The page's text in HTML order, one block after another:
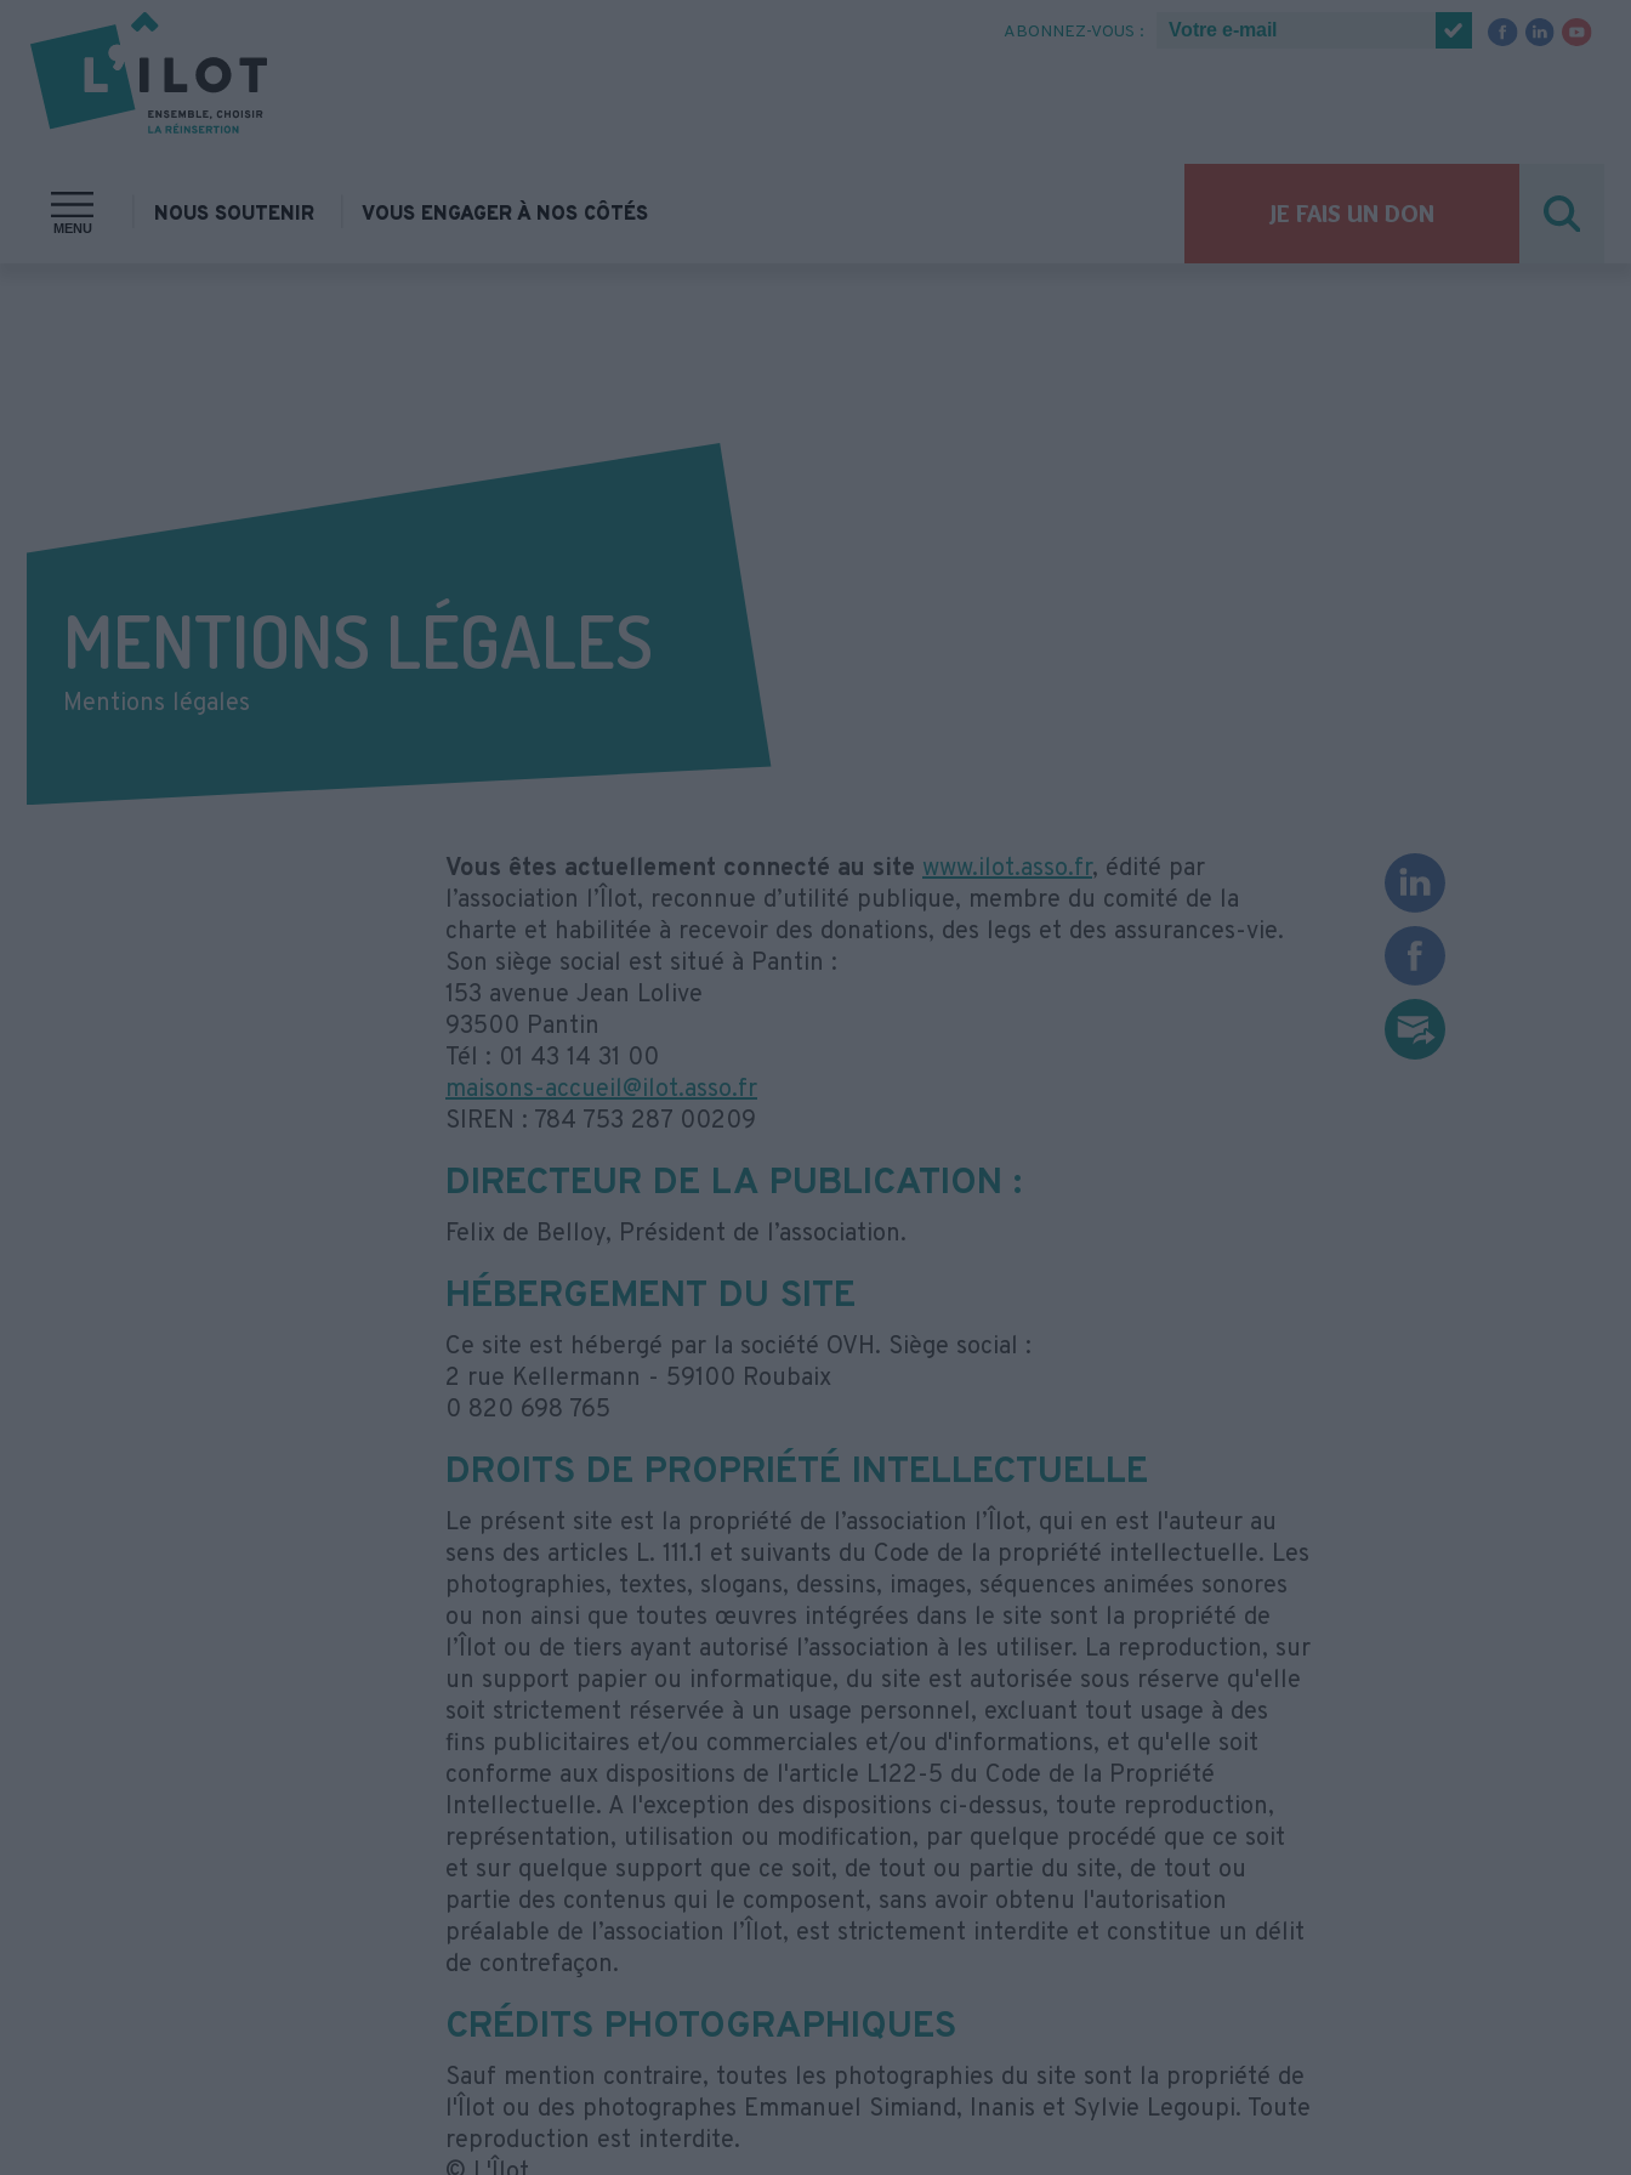
ABONNEZ-VOUS :
MENU
NOUS SOUTENIR VOUS ENGAGER À NOS CÔTÉS JE FAIS UN DON
MENTIONS LÉGALES
Mentions légales
Vous êtes actuellement connecté au site www.ilot.asso.fr, édité par
l’association l’Îlot, reconnue d’utilité publique, membre du comité de la
charte et habilitée à recevoir des donations, des legs et des assurances-vie.
Son siège social est situé à Pantin :
153 avenue Jean Lolive
93500 Pantin
Tél : 01 43 14 31 00
maisons-accueil@ilot.asso.fr
SIREN : 784 753 287 00209
DIRECTEUR DE LA PUBLICATION :
Felix de Belloy, Président de l’association.
HÉBERGEMENT DU SITE
Ce site est hébergé par la société OVH. Siège social :
2 rue Kellermann - 59100 Roubaix
0 820 698 765
DROITS DE PROPRIÉTÉ INTELLECTUELLE
Le présent site est la propriété de l’association l’Îlot, qui en est l'auteur au
sens des articles L. 111.1 et suivants du Code de la propriété intellectuelle. Les
photographies, textes, slogans, dessins, images, séquences animées sonores
ou non ainsi que toutes œuvres intégrées dans le site sont la propriété de
l’Îlot ou de tiers ayant autorisé l’association à les utiliser. La reproduction, sur
un support papier ou informatique, du site est autorisée sous réserve qu'elle
soit strictement réservée à un usage personnel, excluant tout usage à des
fins publicitaires et/ou commerciales et/ou d'informations, et qu'elle soit
conforme aux dispositions de l'article L122-5 du Code de la Propriété
Intellectuelle. A l'exception des dispositions ci-dessus, toute reproduction,
représentation, utilisation ou modification, par quelque procédé que ce soit
et sur quelque support que ce soit, de tout ou partie du site, de tout ou
partie des contenus qui le composent, sans avoir obtenu l'autorisation
préalable de l’association l’Îlot, est strictement interdite et constitue un délit
de contrefaçon.
CRÉDITS PHOTOGRAPHIQUES
Sauf mention contraire, toutes les photographies du site sont la propriété de
l'Îlot ou des photographes Emmanuel Simiand, Inanis et Sylvie Legoupi. Toute
reproduction est interdite.